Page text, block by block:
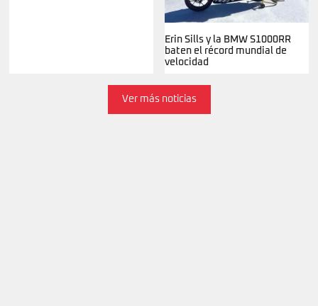
Erin Sills y la BMW S1000RR
baten el récord mundial de
velocidad
Ver más noticias